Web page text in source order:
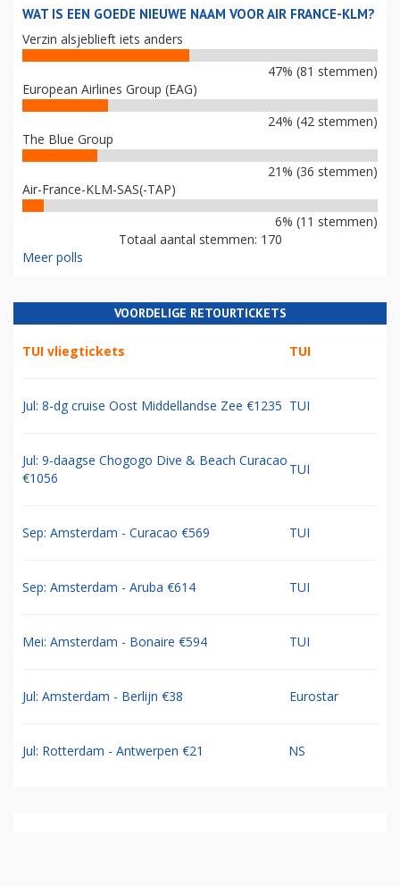
WAT IS EEN GOEDE NIEUWE NAAM VOOR AIR FRANCE-KLM?
Verzin alsjeblieft iets anders
47% (81 stemmen)
European Airlines Group (EAG)
24% (42 stemmen)
The Blue Group
21% (36 stemmen)
Air-France-KLM-SAS(-TAP)
6% (11 stemmen)
Totaal aantal stemmen: 170
Meer polls
VOORDELIGE RETOURTICKETS
TUI vliegtickets TUI
Jul: 8-dg cruise Oost Middellandse Zee €1235 TUI
Jul: 9-daagse Chogogo Dive & Beach Curacao
€1056
TUI
Sep: Amsterdam - Curacao €569 TUI
Sep: Amsterdam - Aruba €614 TUI
Mei: Amsterdam - Bonaire €594 TUI
Jul: Amsterdam - Berlijn €38 Eurostar
Jul: Rotterdam - Antwerpen €21 NS